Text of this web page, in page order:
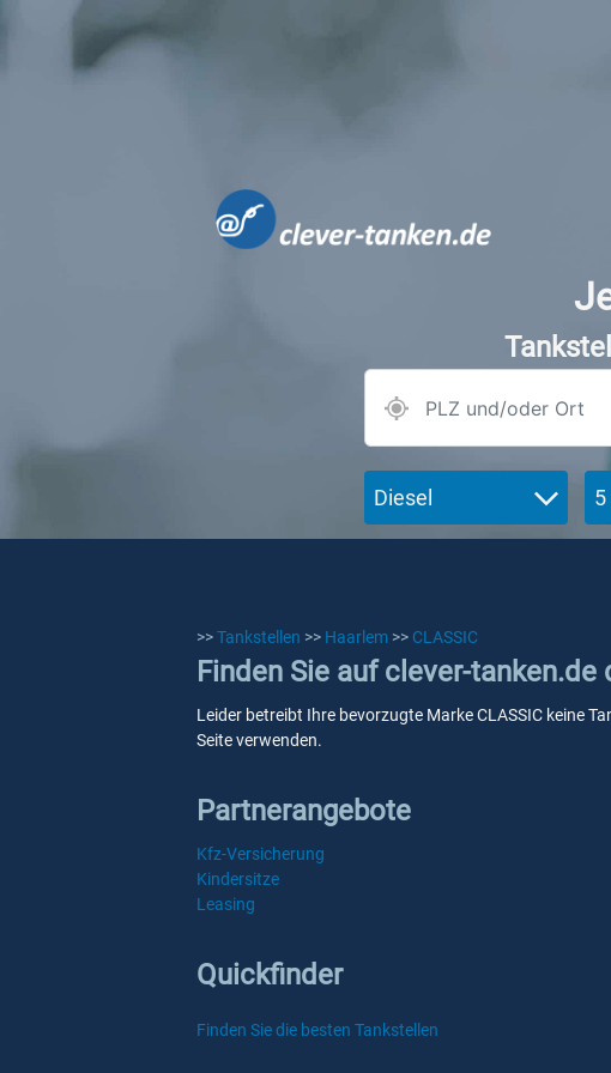
Diesel 5
>>Tankstellen >> Haarlem >> CLASSIC
Finden Sie auf clever-
Leider betreibt Ihre bevorzugte Marke CLASSIC keine
Seite verwenden.
Partnerangebote
Kfz-Versicherung
Kindersitze
Leasing
Quickfinder
Finden Sie die besten Tankstellen